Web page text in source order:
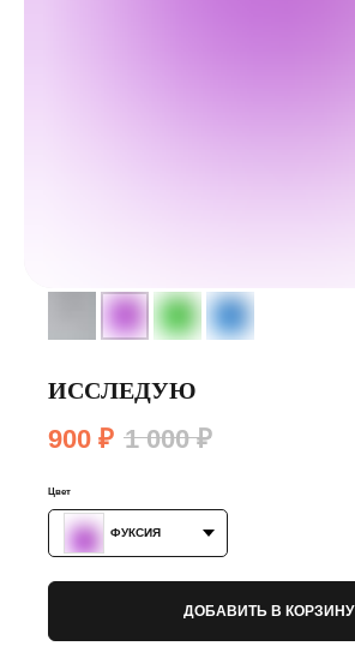
ИССЛЕДУЮ
900 ₽ 1 000 ₽
Цвет
ФУКСИЯ
ДОБАВИТЬ В КОРЗИНУ